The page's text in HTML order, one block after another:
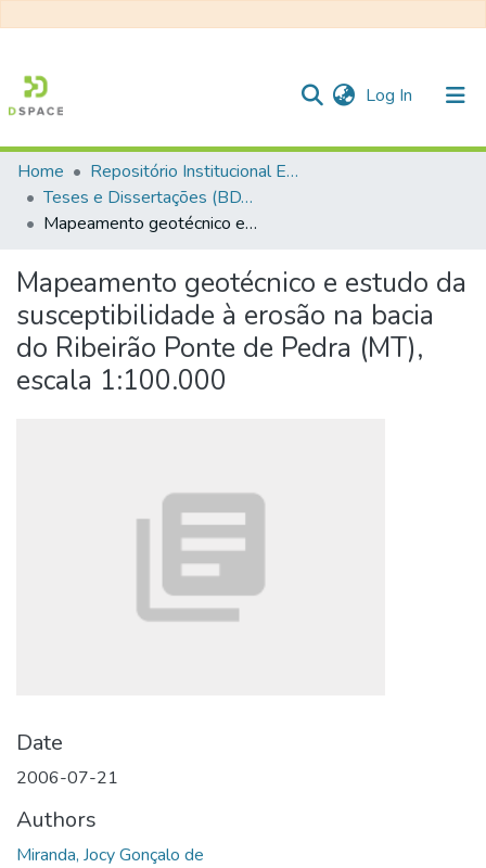
Log In (current)
Communities & Collections
All of DSpace
Statistics
Home
Repositório Institucional EESC
Teses e Dissertações (BDTD USP)
Mapeamento geotécnico e estudo da susceptibilidade à erosão na bacia do Ribeirão Ponte de Pedra (MT), escala 1:100.000
Mapeamento geotécnico e estudo da
susceptibilidade à erosão na bacia
do Ribeirão Ponte de Pedra (MT),
escala 1:100.000
Date
2006-07-21
Authors
Miranda, Jocy Gonçalo de